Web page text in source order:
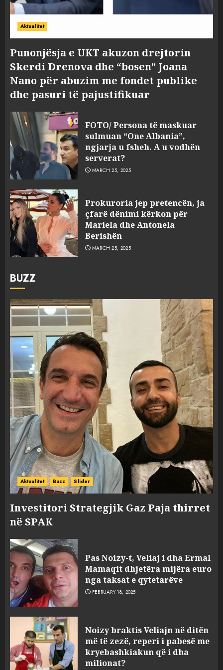
Aktualitet
Punonjësja e UKT akuzon drejtorin
Skerdi Drenova dhe “bosen” Joana
Nano për abuzim me fondet publike
dhe pasuri të pajustifikuar
FOTO/ Persona të maskuar
sulmuan “One Albania”,
ngjarja u fsheh. A u vodhën
serverat?
MARCH 25, 2025
Prokuroria jep pretencën, ja
çfarë dënimi kërkon për
Mariela dhe Antonela
Berishën
MARCH 25, 2025
BUZZ
Aktualitet Buzz Slider
Investitori Strategjik Gaz Paja thirret
në SPAK
Pas Noizy-t, Veliaj i dha Ermal
Mamaqit dhjetëra mijëra euro
nga taksat e qytetarëve
FEBRUARY 18, 2025
Noizy braktis Veliajn në ditën
më të zezë, reperi i pabesë me
kryebashkiakun që i dha
milionat?
3
sulmuan “One Albania”,
ngjarja u fsheh. A u vodhën
serverat?
MARCH 25, 2025